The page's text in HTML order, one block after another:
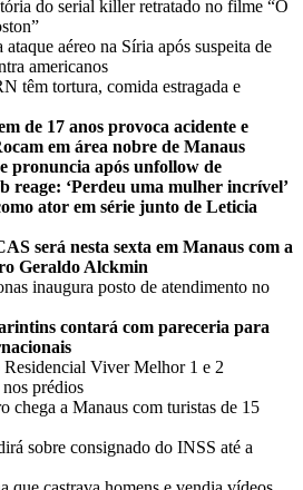
do serial killer retratado no filme “O
aéreo na Síria após suspeita de
americanos
têm tortura, comida estragada e
de 17 anos provoca acidente e
em área nobre de Manaus
pronuncia após unfollow de
reage: ‘Perdeu uma mulher incrível’
ator em série junto de Leticia
será nesta sexta em Manaus com a
Geraldo Alckmin
inaugura posto de atendimento no
contará com pareceria para
Residencial Viver Melhor 1 e 2
prédios
chega a Manaus com turistas de 15
sobre consignado do INSS até a